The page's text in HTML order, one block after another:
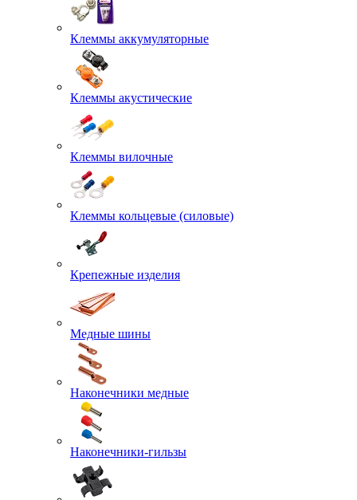
Клеммы аккумуляторные
Клеммы акустические
Клеммы вилочные
Клеммы кольцевые (силовые)
Крепежные изделия
Медные шины
Наконечники медные
Наконечники-гильзы